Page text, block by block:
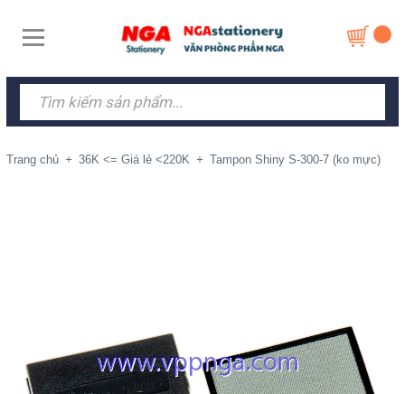
Trang chủ + 36K <= Giá lẻ <220K + Tampon Shiny S-300-7 (ko mực)